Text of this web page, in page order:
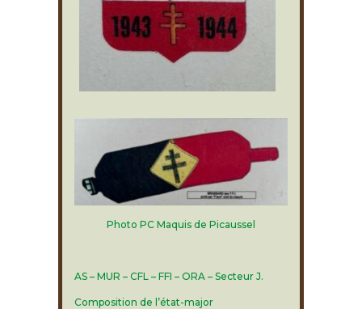
Photo PC Maquis de Picaussel
AS – MUR – CFL – FFI – ORA – Secteur J.
Composition de l’état-major